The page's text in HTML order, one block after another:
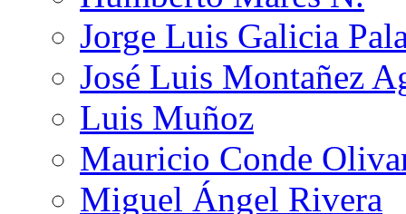
Jorge Luis Galicia
José Luis Montañez
Luis Muñoz
Mauricio Conde
Miguel Ángel Rivera